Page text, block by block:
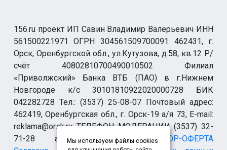
156.ru проект ИП Савин Владимир Валерьевич ИНН
561500221971 ОГРН 304561509700091 462431, г.
Орск, Оренбургской обл., ул.Кутузова, д.58, кв.12 Р/
счёт 40802810700490010502 Филиал
«Приволжский» Банка ВТБ (ПАО) в г.Нижнем
Новгороде к/с 30101810922020000728 БИК
042282728 Тел.: (3537) 25-08-07 Почтовый адрес:
462419, Оренбургская обл., г. Орск-19 а/я 73, E-mail:
reklama@orsk.ru ТЕЛЕФОН МОДЕРАЦИИ (3537) 32-
71-28 allsupport@orsk.ruДОГОВОР-ОФЕРТА
Мы используем файлы cookies